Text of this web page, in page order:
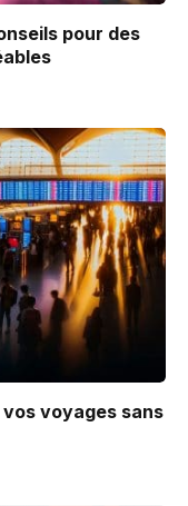
pour des
voyages sans